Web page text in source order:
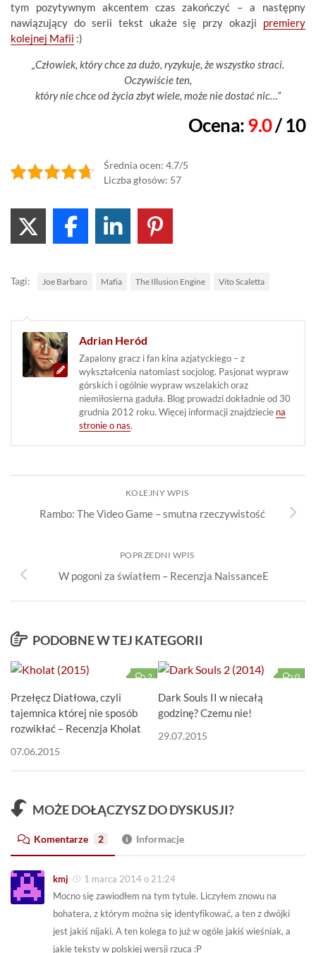
tym pozytywnym akcentem czas zakończyć – a następny
nawiązujący do serii tekst ukaże się przy okazji premiery
kolejnej Mafii :)
„Człowiek, który chce za dużo, ryzykuje, że wszystko straci.
Oczywiście ten,
który nie chce od życia zbyt wiele, może nie dostać nic…”
Ocena:9.0/ 10
Średnia ocen: 4.7/5
Liczba głosów: 57
Tagi: Joe Barbaro Mafia The Illusion Engine Vito Scaletta
Adrian Heród
Zapalony gracz i fan kina azjatyckiego – z
wykształcenia natomiast socjolog. Pasjonat wypraw
górskich i ogólnie wypraw wszelakich oraz
niemiłosierna gaduła. Blog prowadzi dokładnie od 30
grudnia 2012 roku. Więcej informacji znajdziecie na
stronie o nas.
KOLEJNY WPIS
Rambo: The Video Game – smutna rzeczywistość
POPRZEDNI WPIS
W pogoni za światłem – Recenzja NaissanceE
PODOBNE W TEJ KATEGORII
2
Przełęcz Diatłowa, czyli
tajemnica której nie sposób
rozwikłać – Recenzja Kholat
07.06.2015
0
Dark Souls II w niecałą
godzinę? Czemu nie!
29.07.2015
MOŻE DOŁĄCZYSZ DO DYSKUSJI?
Komentarze 2 Informacje
kmj
1 marca 2014 o 21:24
Mocno się zawiodłem na tym tytule. Liczyłem znowu na
bohatera, z którym można się identyfikować, a ten z dwójki
jest jakiś nijaki. A ten kolega to już w ogóle jakiś wieśniak, a
jakie teksty w polskiej wersji rzuca :P